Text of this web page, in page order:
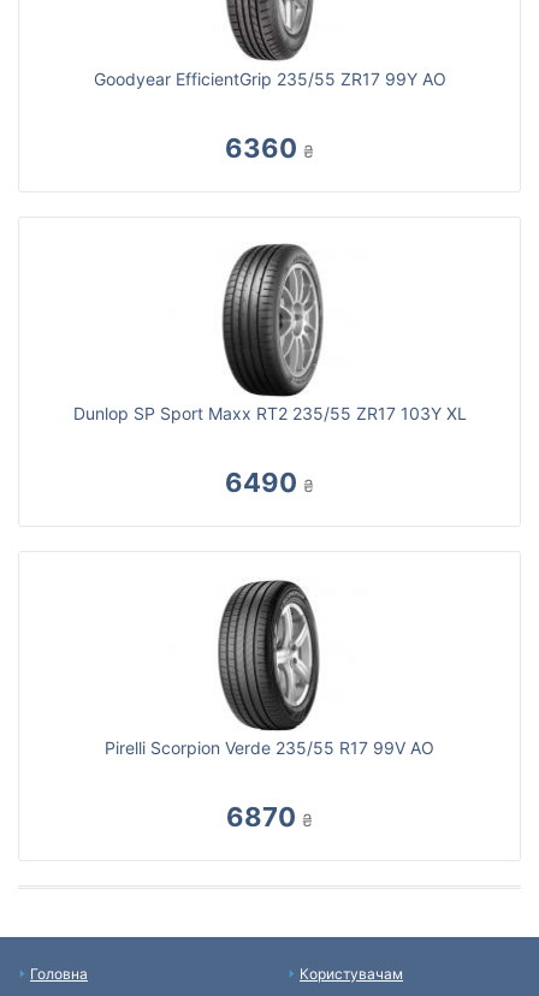
Goodyear EfficientGrip 235/55 ZR17 99Y AO
6360 ₴
Dunlop SP Sport Maxx RT2 235/55 ZR17 103Y XL
6490 ₴
Pirelli Scorpion Verde 235/55 R17 99V AO
6870 ₴
Головна
Користувачам